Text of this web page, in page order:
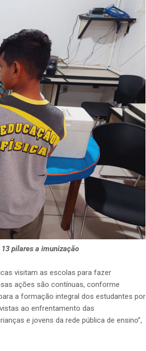
pilares a imunização
visitam as escolas para fazer
ações são contínuas, conforme
a formação integral dos estudantes por
ao enfrentamento das
e jovens da rede pública de ensino”,